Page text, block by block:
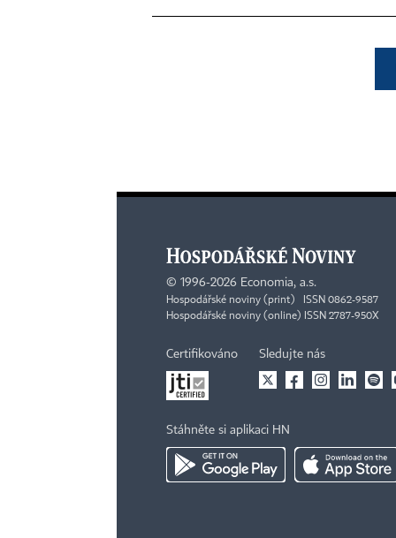
© 1996-2026 Economia, a.s.
Hospodářské noviny (print) ISSN 0862-9587
Hospodářské noviny (online) ISSN 2787-950X
Certifikováno Sledujte nás
Stáhněte si aplikaci HN